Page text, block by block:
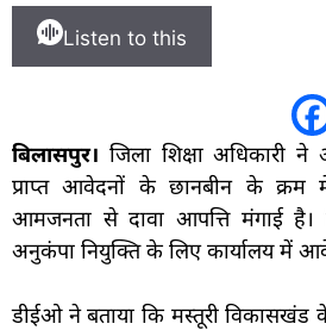
Listen to this
बिलासपुर। जिला शिक्षा अधिकारी
प्राप्त आवेदनों के छानबीन के
आमजनता से दावा आपत्ति मंगाई
अनुकंपा नियुक्ति के लिए कार्यालय में
डीईओ ने बताया कि मस्तूरी विकासखंड